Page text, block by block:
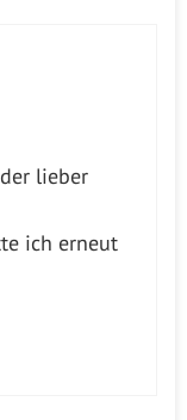
lieber
ich erneut